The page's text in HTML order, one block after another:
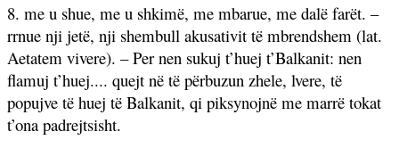
8. me u shue, me u shkimë, me mbarue, me dalë farët. –
rrnue nji jetë, nji shembull akusativit të mbrendshem (lat.
Aetatem vivere). – Per nen sukuj t’huej t’Balkanit: nen
flamuj t’huej.... quejt në të përbuzun zhele, lvere, të
popujve të huej të Balkanit, qi piksynojnë me marrë tokat
t’ona padrejtsisht.